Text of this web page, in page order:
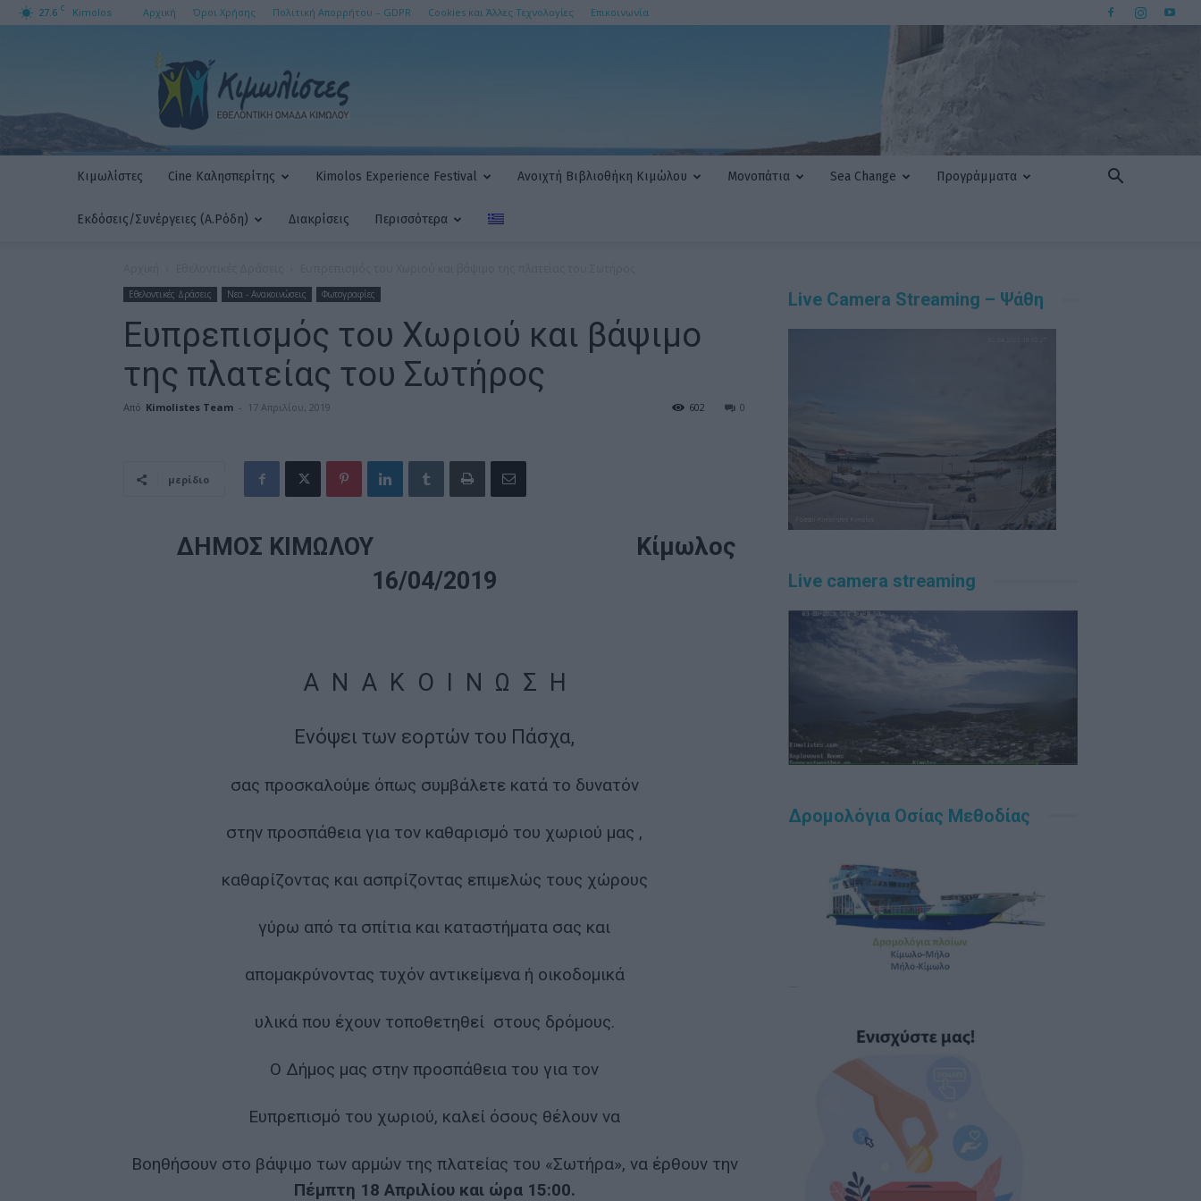
27.6 C Kimolos Αρχική Όροι Χρήσης Πολιτική Απορρήτου – GDPR Cookies και Άλλες Τεχνολογίες Επικοινωνία
AMKE
Κιμωλίστες Cine Καλησπερίτης Kimolos Experience Festival Ανοιχτή Βιβλιοθήκη Κιμώλου Μονοπάτια Sea Change Προγράμματα
Εκδόσεις/Συνέργειες (Α.Ρόδη) Διακρίσεις Περισσότερα
Εθελοντικές Δράσεις Νεα - Ανακοινώσεις Φωτογραφίες
Ευπρεπισμός του Χωριού και βάψιμο
της πλατείας του Σωτήρος
Από Kimolistes Team - 17 Απριλίου, 2019 0
602
μερίδιο
ΔΗΜΟΣ ΚΙΜΩΛΟΥ Κίμωλος
16/04/2019
Α Ν Α Κ Ο Ι Ν Ω Σ Η
Ενόψει των εορτών του Πάσχα,
σας προσκαλούμε όπως συμβάλετε κατά το δυνατόν
στην προσπάθεια για τον καθαρισμό του χωριού μας ,
καθαρίζοντας και ασπρίζοντας επιμελώς τους χώρους
γύρω από τα σπίτια και καταστήματα σας και
απομακρύνοντας τυχόν αντικείμενα ή οικοδομικά
υλικά που έχουν τοποθετηθεί στους δρόμους.
Ο Δήμος μας στην προσπάθεια του για τον
Ευπρεπισμό του χωριού, καλεί όσους θέλουν να
Βοηθήσουν στο βάψιμο των αρμών της πλατείας του «Σωτήρα», να έρθουν την
Πέμπτη 18 Απριλίου και ώρα 15:00.
Live Camera Streaming – Ψάθη
Live camera streaming
Δρομολόγια Οσίας Μεθοδίας